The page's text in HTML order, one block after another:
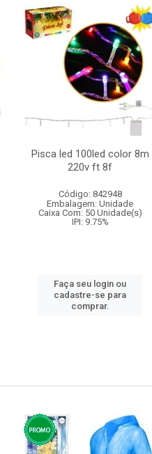
Pisca led 100led color 8m
220v ft 8f
Código: 842948
Embalagem: Unidade
Caixa Com: 50 Unidade(s)
IPI: 9.75%
Faça seu login ou
cadastre-se para
comprar.